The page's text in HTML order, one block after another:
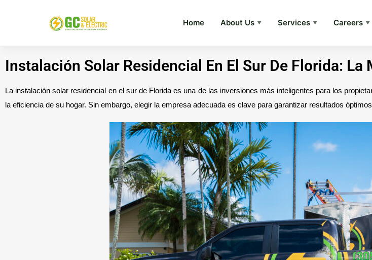
Home About Us ▼ Services ▼ Careers ▼
Instalación Solar Residencial En El Sur De Florida: La
La instalación solar residencial en el sur de Florida es una de las inversiones más inteligentes para los
la eficiencia de su hogar. Sin embargo, elegir la empresa adecuada es clave para garantizar resultados